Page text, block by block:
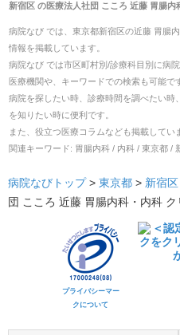
新宿区の医療法人社団 こころ 近藤 胃腸内
病院なび では、 東京都新宿区の近藤 胃腸
情報を掲載しています。
病院なび では市区町村別/診療科目別に病
医療機関や、キーワードでの検索も可能で
病院を探したい時、診療時間を調べたい
を知りたい時に便利です。
また、役立つ医療コラムなども掲載してい
関連キーワード: 胃腸内科 / 内科 / 東京都 /
病院なびトップ > 東京都 > 新宿区
団 こころ 近藤 胃腸内科・内科 ク
プライバシーマー
クについて